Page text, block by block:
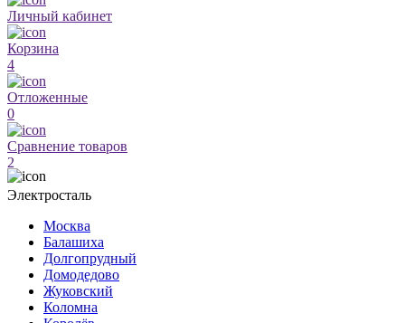
Личный кабинет
Корзина
4
Отложенные
0
Сравнение товаров
2
Электросталь
Москва
Балашиха
Долгопрудный
Домодедово
Жуковский
Коломна